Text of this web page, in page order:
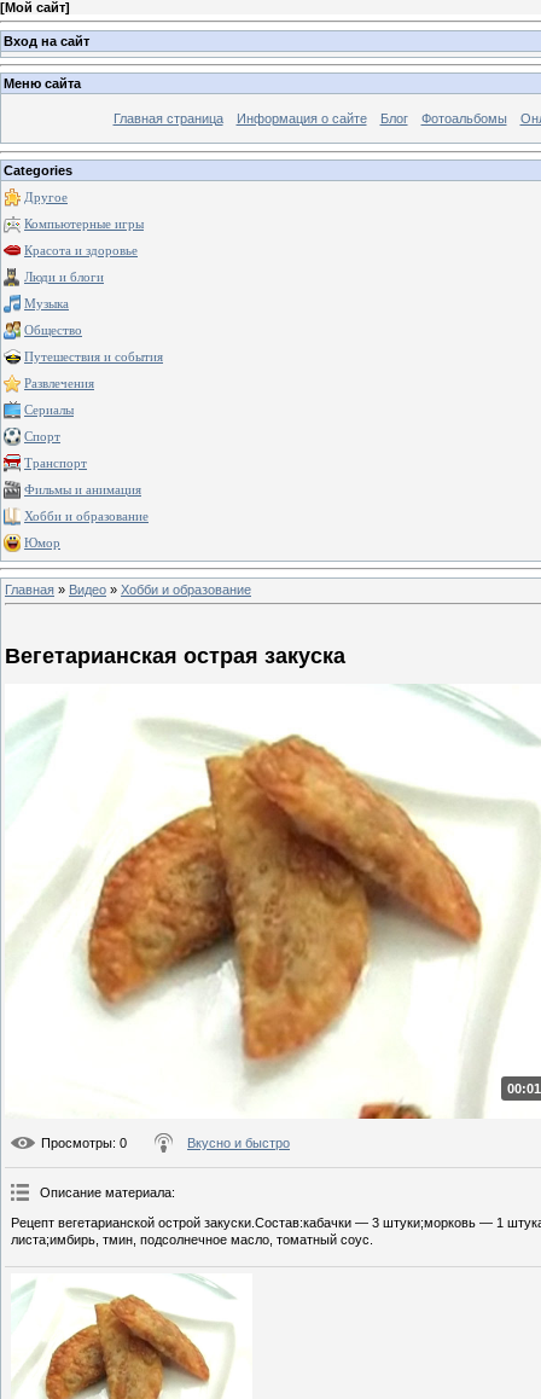
[Мой сайт]
Вход на сайт
Меню сайта
Главная страница Информация о сайте Блог Фотоальбомы
Categories
Другое
Компьютерные игры
Красота и здоровье
Люди и блоги
Музыка
Общество
Путешествия и события
Развлечения
Сериалы
Спорт
Транспорт
Фильмы и анимация
Хобби и образование
Юмор
Главная » Видео » Хобби и образование
Вегетарианская острая закуска
Просмотры: 0 Вкусно и быстро
Описание материала:
Рецепт вегетарианской острой закуски.Состав:кабачки — 3 штуки;морковь — 1
листа;имбирь, тмин, подсолнечное масло, томатный соус.